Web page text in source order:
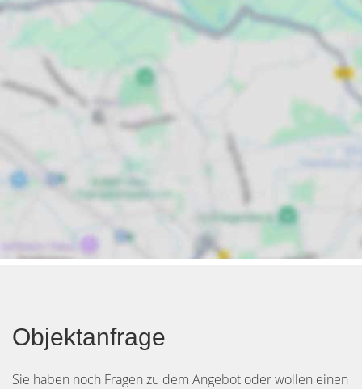
Objektanfrage
Sie haben noch Fragen zu dem Angebot oder wollen einen